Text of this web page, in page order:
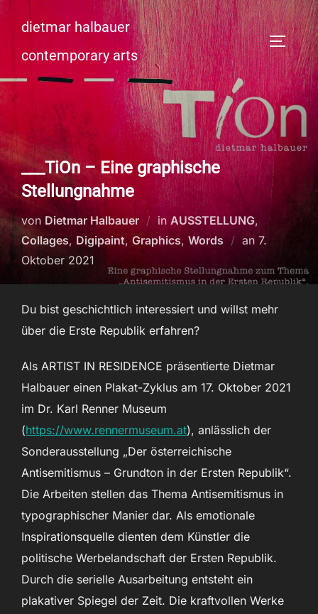
Zum
Inhalt
springen
dietmar halbauer
contemporary arts
___TiOn – Eine graphische
Stellungnahme
von Dietmar Halbauer in AUSSTELLUNG,
Collages, Digipaint, Graphics, Words an 7.
Oktober 2021
Du bist geschichtlich interessiert und willst mehr
über die Erste Republik erfahren?
Als ARTIST IN RESIDENCE präsentierte Dietmar
Halbauer einen Plakat-Zyklus am 17. Oktober 2021
im Dr. Karl Renner Museum
(https://www.rennermuseum.at), anlässlich der
Sonderausstellung „Der österreichische
Antisemitismus – Grundton in der Ersten Republik“.
Die Arbeiten stellen das Thema Antisemitismus in
typographischer Manier dar. Als emotionale
Inspirationsquelle dienten dem Künstler die
politische Werbelandschaft der Ersten Republik.
Durch die serielle Ausarbeitung entsteht ein
plakativer Spiegel der Zeit. Die kraftvollen Werke